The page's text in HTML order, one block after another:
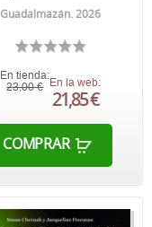
Guadalmazán. 2026
En tienda:
23,00 €
En la web:
21,85 €
COMPRAR